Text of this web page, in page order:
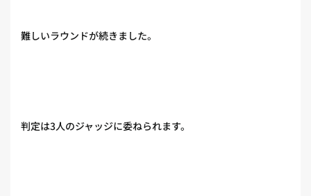
難しいラウンドが続きました。
判定は3人のジャッジに委ねられます。